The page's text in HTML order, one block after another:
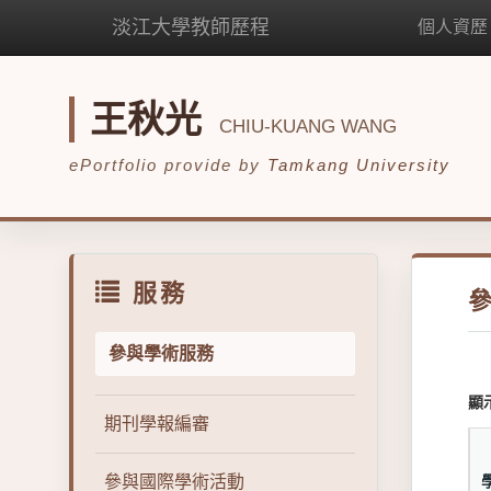
淡江大學教師歷程 個人資歷
王秋光 CHIU-KUANG WANG
ePortfolio provide by Tamkang University
服務
參與學術服務
期刊學報編審
參與國際學術活動
顯